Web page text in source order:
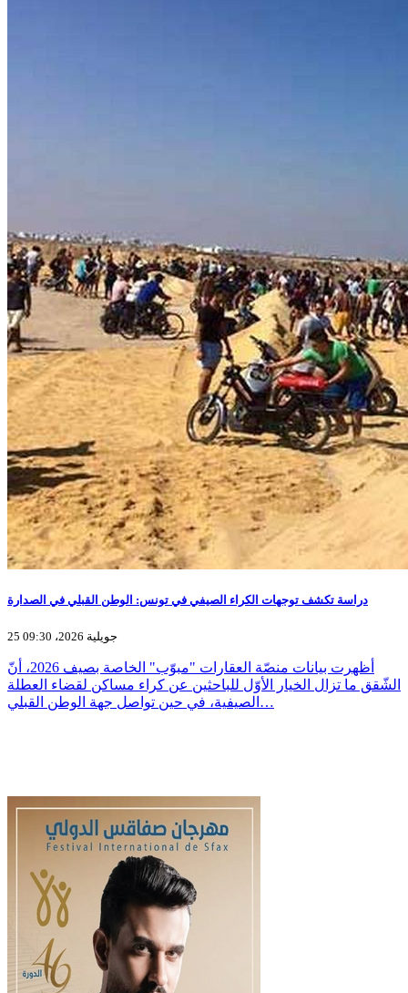
دراسة تكشف توجهات الكراء الصيفي في تونس: الوطن القبلي في الصدارة
25 جويلية 2026، 09:30
أظهرت بيانات منصّة العقارات "مبوّب" الخاصة بصيف 2026، أنّ
الشّقق ما تزال الخيار الأوّل للباحثين عن كراء مساكن لقضاء العطلة
الصيفية، في حين تواصل جهة الوطن القبلي…